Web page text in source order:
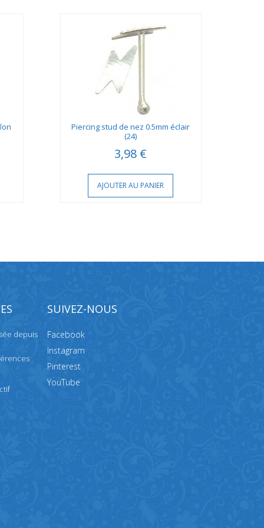
Piercing stud de nez 0.5mm éclair
(24)
3,98 €
AJOUTER AU PANIER
depuis
SUIVEZ-NOUS
Facebook
Instagram
Pinterest
YouTube